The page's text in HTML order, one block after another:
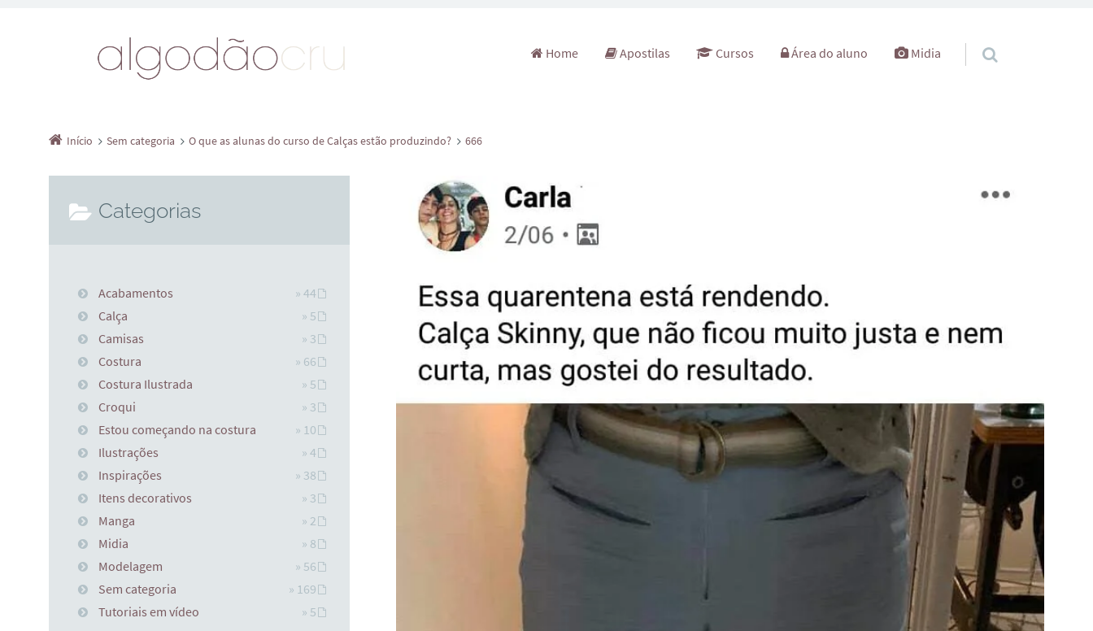
Pular para o conteúdo
Home Apostilas Cursos Área do aluno Midia
Início Sem categoria O que as alunas do curso de Calças estão produzindo? 666
Categorias
Acabamentos
» 44
Calça
» 5
Camisas
» 3
Costura
» 66
Costura Ilustrada
» 5
Croqui
» 3
Estou começando na costura
» 10
Ilustrações
» 4
Inspirações
» 38
Itens decorativos
» 3
Manga
» 2
Midia
» 8
Modelagem
» 56
Sem categoria
» 169
Tutoriais em vídeo
» 5